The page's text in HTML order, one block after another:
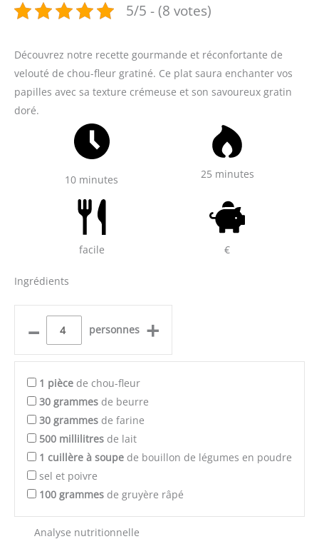
5/5 - (8 votes)
Découvrez notre recette gourmande et réconfortante de
velouté de chou-fleur gratiné. Ce plat saura enchanter vos
papilles avec sa texture crémeuse et son savoureux gratin
doré.
10 minutes 25 minutes
facile €
Ingrédients
– personnes +
1 pièce de chou-fleur
30 grammes de beurre
30 grammes de farine
500 millilitres de lait
1 cuillère à soupe de bouillon de légumes en poudre
sel et poivre
100 grammes de gruyère râpé
Analyse nutritionnelle